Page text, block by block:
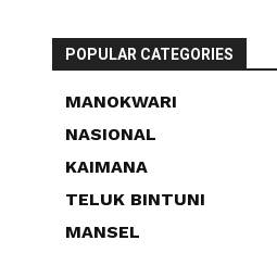
POPULAR CATEGORIES
MANOKWARI
NASIONAL
KAIMANA
TELUK BINTUNI
MANSEL